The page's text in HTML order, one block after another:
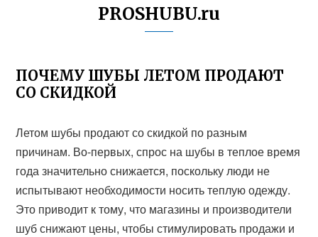
PROSHUBU.ru
ПОЧЕМУ ШУБЫ ЛЕТОМ ПРОДАЮТ
СО СКИДКОЙ
Летом шубы продают со скидкой по разным
причинам. Во-первых, спрос на шубы в теплое время
года значительно снижается, поскольку люди не
испытывают необходимости носить теплую одежду.
Это приводит к тому, что магазины и производители
шуб снижают цены, чтобы стимулировать продажи и